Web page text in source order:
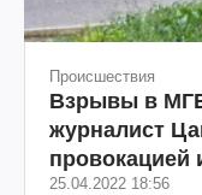
Происшествия
Взрывы в
журналист
провокацией
25.04.2022 18:56